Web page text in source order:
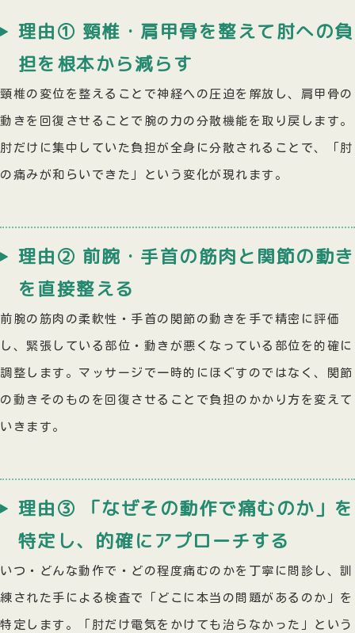
理由① 頸椎・肩甲骨を整えて肘への負
担を根本から減らす
頸椎の変位を整えることで神経への圧迫を解放し、肩甲骨の
動きを回復させることで腕の力の分散機能を取り戻します。
肘だけに集中していた負担が全身に分散されることで、「肘
の痛みが和らいできた」という変化が現れます。
理由② 前腕・手首の筋肉と関節の動き
を直接整える
前腕の筋肉の柔軟性・手首の関節の動きを手で精密に評価
し、緊張している部位・動きが悪くなっている部位を的確に
調整します。マッサージで一時的にほぐすのではなく、関節
の動きそのものを回復させることで負担のかかり方を変えて
いきます。
理由③ 「なぜその動作で痛むのか」を
特定し、的確にアプローチする
いつ・どんな動作で・どの程度痛むのかを丁寧に問診し、訓
練された手による検査で「どこに本当の問題があるのか」を
特定します。「肘だけ電気をかけても治らなかった」という